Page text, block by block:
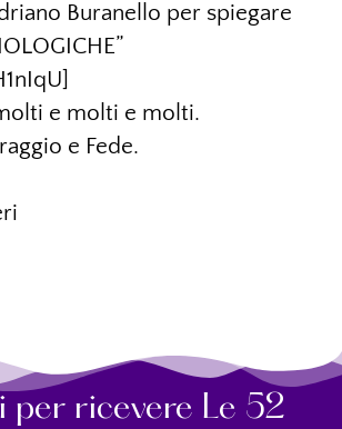
Buranello per spiegare
e molti e molti.
e Fede.
per ricevere Le 52